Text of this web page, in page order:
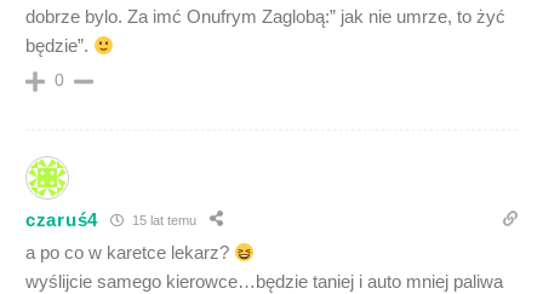
dobrze bylo. Za imć Onufrym Zaglobą:” jak nie umrze, to żyć
będzie”.
0
czaruś4 15 lat temu
a po co w karetce lekarz?
wyślijcie samego kierowce…będzie taniej i auto mniej paliwa